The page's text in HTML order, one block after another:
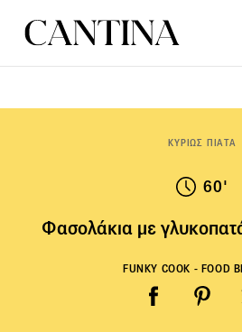
ΚΥΡΙΩΣ ΠΙΑΤΑ
60'
Φασολάκια με
FUNKY COOK - FOOD